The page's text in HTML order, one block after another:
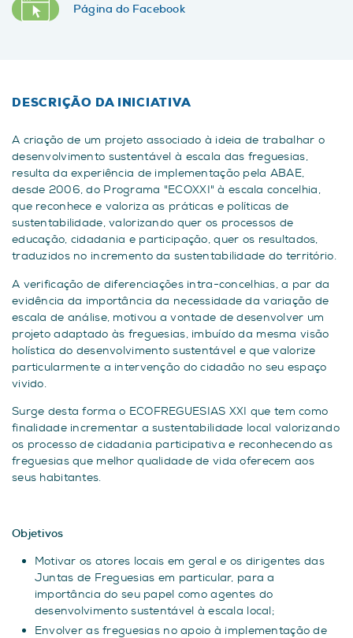
Página do Facebook
DESCRIÇÃO DA INICIATIVA
A criação de um projeto associado à ideia de trabalhar o
desenvolvimento sustentável à escala das freguesias,
resulta da experiência de implementação pela ABAE,
desde 2006, do Programa "ECOXXI" à escala concelhia,
que reconhece e valoriza as práticas e políticas de
sustentabilidade, valorizando quer os processos de
educação, cidadania e participação, quer os resultados,
traduzidos no incremento da sustentabilidade do território.
A verificação de diferenciações intra-concelhias, a par da
evidência da importância da necessidade da variação de
escala de análise, motivou a vontade de desenvolver um
projeto adaptado às freguesias, imbuído da mesma visão
holística do desenvolvimento sustentável e que valorize
particularmente a intervenção do cidadão no seu espaço
vivido.
Surge desta forma o ECOFREGUESIAS XXI que tem como
finalidade incrementar a sustentabilidade local valorizando
os processo de cidadania participativa e reconhecendo as
freguesias que melhor qualidade de vida oferecem aos
seus habitantes.
Objetivos
Motivar os atores locais em geral e os dirigentes das
Juntas de Freguesias em particular, para a
importância do seu papel como agentes do
desenvolvimento sustentável à escala local;
Envolver as freguesias no apoio à implementação de